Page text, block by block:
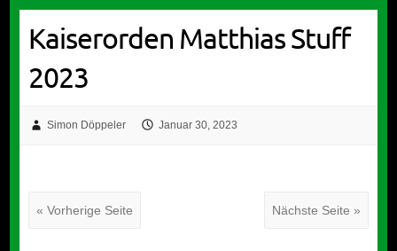
Kaiserorden Matthias Stuff
2023
Simon Döppeler Januar 30, 2023
« Vorherige Seite Nächste Seite »